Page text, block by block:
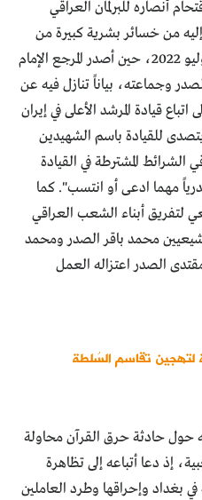
أنصاره للبرلمان العراقي
من خسائر بشرية كبيرة من
الطرفين، واستمراره حتى تموز/ يوليو 2022، حين أصدر المرجع الإمام
وجماعته، بياناً تنازل فيه عن
قيادة المرشد الأعلى في إيران
للقيادة باسم الشهيدين
الشرائط المشترطة في القيادة
مهما ادعى أو انتسب". كما
لتفريق أبناء الشعب العراقي
محمد باقر الصدر ومحمد
الصدر اعتزاله العمل
حول حادثة حرق القرآن محاولة
إذ دعا أتباعه إلى تظاهرة
بغداد وإحراقها وطرد العاملين